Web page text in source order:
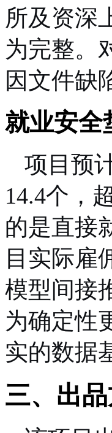
所及资深
为完整。
因文件缺
就业安全
项目预
14.4个，
的是直接
目实际雇
模型间接
为确定性
实的数据
三、出